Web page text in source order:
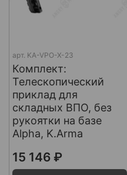
арт. KA-VPO-X-23
Комплект:
Телескопический
приклад для
складных ВПО, без
рукоятки на базе
Alpha, K.Arma
15 146 ₽